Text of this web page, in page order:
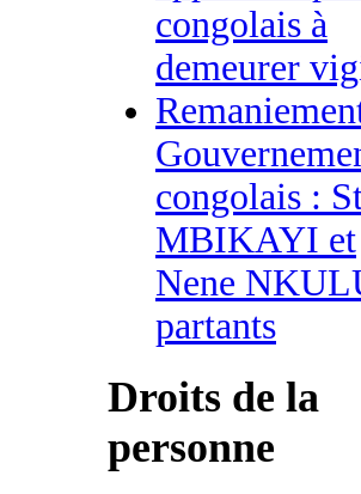
congolais à
demeurer
congolais :
MBIKAYI et
Nene
partants
Droits de la
personne